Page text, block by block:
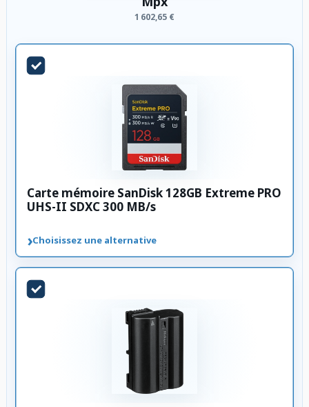
1 602,65 €
Carte mémoire SanDisk 128GB Extreme PRO
UHS-II SDXC 300 MB/s
›Choisissez une alternative